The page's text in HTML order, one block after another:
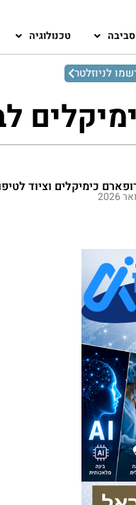
סביבה טכנולוגיה
לניוזלטר
כימיקלים וציוד